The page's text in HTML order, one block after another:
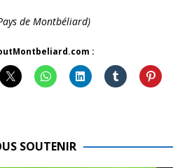
de Montbéliard)
:
SOUTENIR